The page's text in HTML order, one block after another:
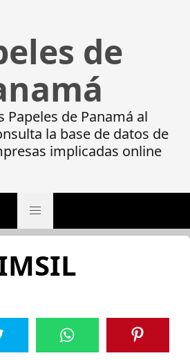
de
Papeles de Panamá al
la base de datos de
implicadas online